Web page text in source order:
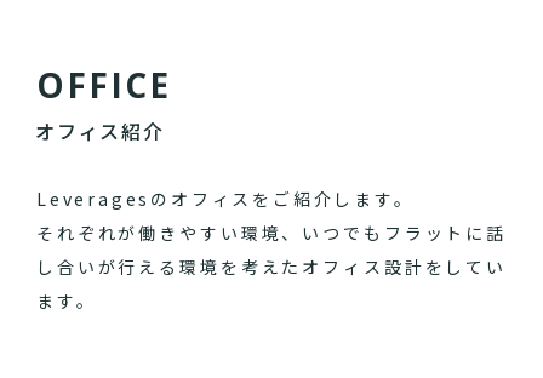
OFFICE
オフィス紹介
Leveragesのオフィスをご紹介します。
それぞれが働きやすい環境、いつでもフラットに話
し合いが行える環境を考えたオフィス設計をしてい
ます。